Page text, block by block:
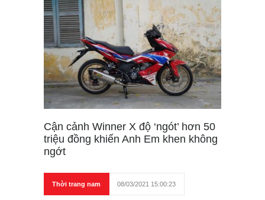
Cận cảnh Winner X độ ‘ngót’ hơn 50
triệu đồng khiến Anh Em khen không
ngớt
Thời trang nam 08/03/2021 15:00:23